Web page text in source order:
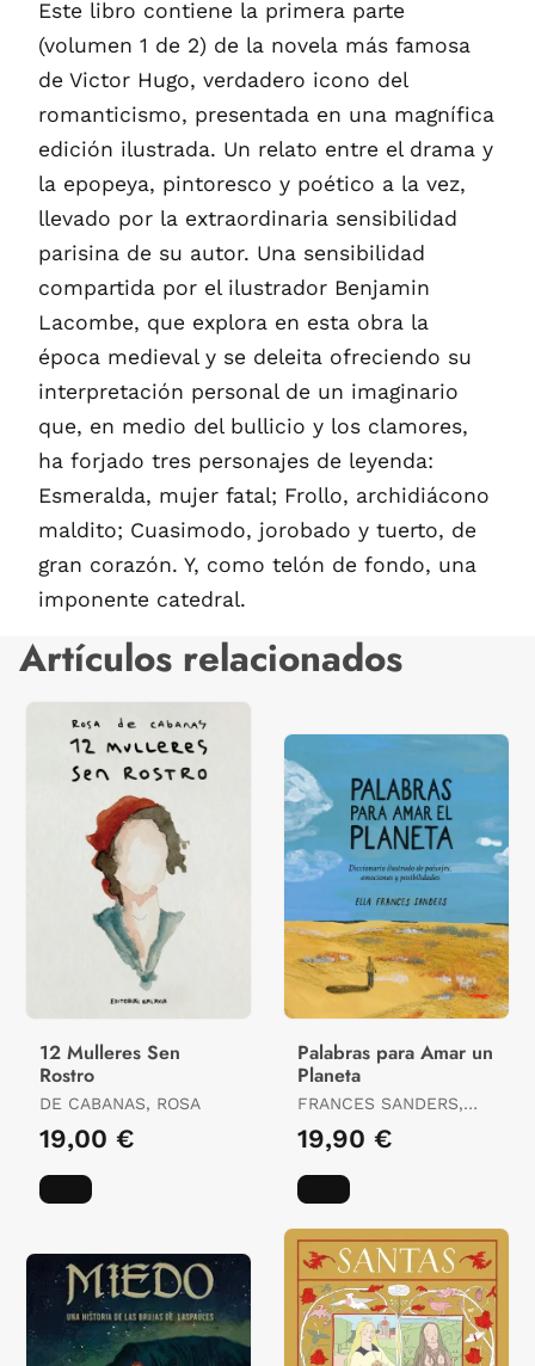
Este libro contiene la primera parte
(volumen 1 de 2) de la novela más famosa
de Victor Hugo, verdadero icono del
romanticismo, presentada en una magnífica
edición ilustrada. Un relato entre el drama y
la epopeya, pintoresco y poético a la vez,
llevado por la extraordinaria sensibilidad
parisina de su autor. Una sensibilidad
compartida por el ilustrador Benjamin
Lacombe, que explora en esta obra la
época medieval y se deleita ofreciendo su
interpretación personal de un imaginario
que, en medio del bullicio y los clamores,
ha forjado tres personajes de leyenda:
Esmeralda, mujer fatal; Frollo, archidiácono
maldito; Cuasimodo, jorobado y tuerto, de
gran corazón. Y, como telón de fondo, una
imponente catedral.
Artículos relacionados
12 Mulleres Sen
Rostro
DE CABANAS, ROSA
19,00 €
Palabras para Amar un
Planeta
FRANCES SANDERS,
19,90 €